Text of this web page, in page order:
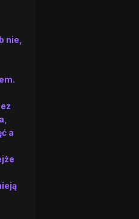
nie,
a